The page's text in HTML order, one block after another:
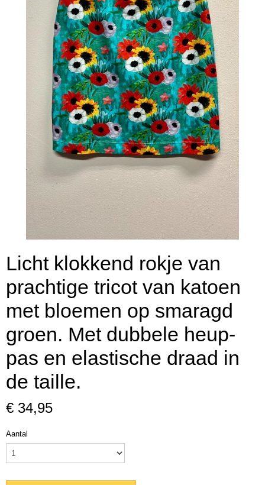
Licht klokkend rokje van
prachtige tricot van katoen
met bloemen op smaragd
groen. Met dubbele heup-
pas en elastische draad in
de taille.
€ 34,95
Aantal
FEESTSTOFFEN)